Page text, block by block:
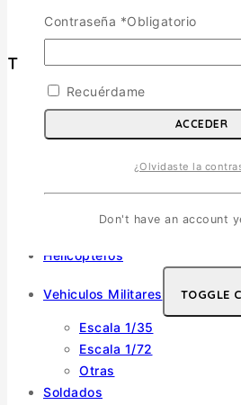
Términos y Condiciones
Tienda
Aviones TOGGLE CHILD MENU
Escala 1/48
Escala 1/144
Escala 1/32
Helicópteros
Vehiculos Militares TOGGLE
Escala 1/35
Escala 1/72
Otras
Soldados
Contraseña *Obligatorio
Recuérdame
ACCEDER
¿Olvidaste la
Don't have an account